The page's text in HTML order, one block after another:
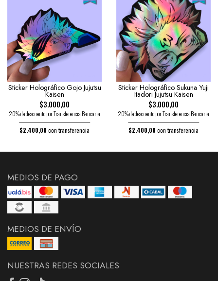
Sticker Holográfico Gojo Jujutsu
Kaisen
$3.000,00
20% de descuento por Transferencia Bancaria
$2.400,00 con transferencia
Sticker Holográfico Sukuna Yuji
Itadori Jujutsu Kaisen
$3.000,00
20% de descuento por Transferencia Bancaria
$2.400,00 con transferencia
MEDIOS DE PAGO
MEDIOS DE ENVÍO
NUESTRAS REDES SOCIALES